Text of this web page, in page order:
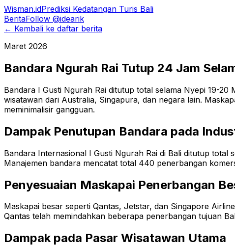
Wisman.idPrediksi Kedatangan Turis Bali
BeritaFollow @idearik
← Kembali ke daftar berita
Maret 2026
Bandara Ngurah Rai Tutup 24 Jam
Bandara I Gusti Ngurah Rai ditutup total selama Nyepi 19-
wisatawan dari Australia, Singapura, dan negara lain.
meminimalisir gangguan.
Dampak Penutupan Bandara pada
Bandara Internasional I Gusti Ngurah Rai di Bali ditutup total
Manajemen bandara mencatat total 440 penerbangan
Penyesuaian Maskapai Penerbangan
Maskapai besar seperti Qantas, Jetstar, dan Singapore
Qantas telah memindahkan beberapa penerbangan tujuan
Dampak pada Pasar Wisatawan Utama